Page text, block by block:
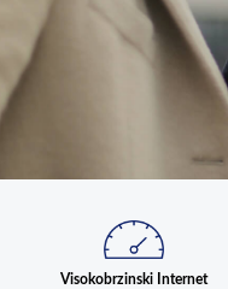
Visokobrzinski Internet